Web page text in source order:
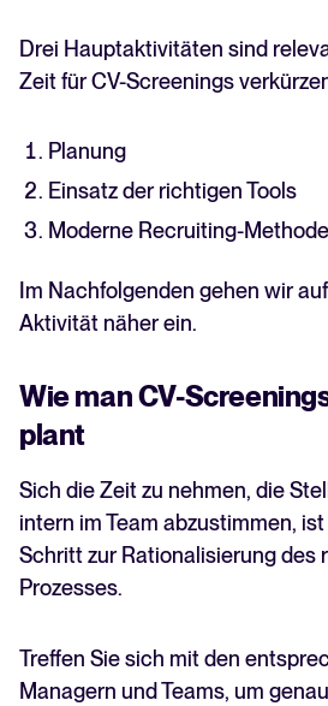
Drei Hauptaktivitäten sind
Zeit für CV-Screenings
Planung
Einsatz der richtigen Tools
Moderne Recruiting-
Im Nachfolgenden gehen wir
Aktivität näher ein.
Wie man CV-
plant
Sich die Zeit zu nehmen, die
intern im Team abzustimmen,
Schritt zur Rationalisierung des
Prozesses.
Treffen Sie sich mit den
Managern und Teams, um